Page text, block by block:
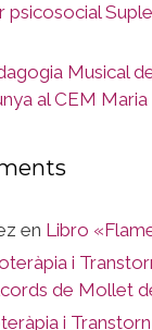
psicosocial
Musical
al CEM
en Libro
i
de Mollet
i